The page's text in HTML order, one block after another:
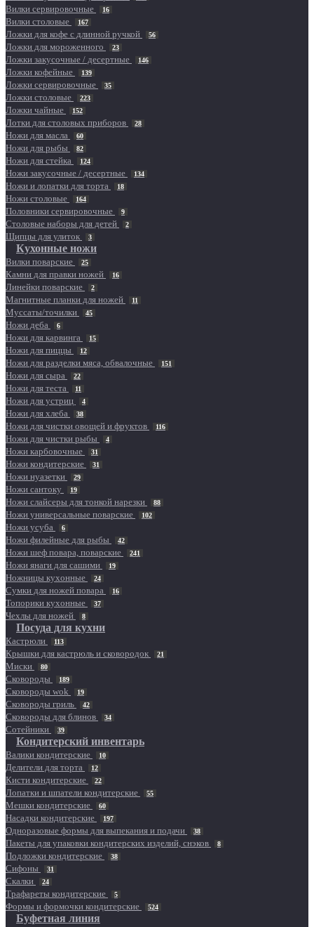
Вилки сервировочные 16
Вилки столовые 167
Ложки для кофе с длинной ручкой 56
Ложки для мороженного 23
Ложки закусочные / десертные 146
Ложки кофейные 139
Ложки сервировочные 35
Ложки столовые 223
Ложки чайные 152
Лотки для столовых приборов 28
Ножи для масла 60
Ножи для рыбы 82
Ножи для стейка 124
Ножи закусочные / десертные 134
Ножи и лопатки для торта 18
Ножи столовые 164
Половники сервировочные 9
Столовые наборы для детей 2
Щипцы для улиток 3
Кухонные ножи
Вилки поварские 25
Камни для правки ножей 16
Линейки поварские 2
Магнитные планки для ножей 11
Муссаты/точилки 45
Ножи деба 6
Ножи для карвинга 15
Ножи для пиццы 12
Ножи для разделки мяса, обвалочные 151
Ножи для сыра 22
Ножи для теста 11
Ножи для устриц 4
Ножи для хлеба 38
Ножи для чистки овощей и фруктов 116
Ножи для чистки рыбы 4
Ножи карбовочные 31
Ножи кондитерские 31
Ножи нуазетки 29
Ножи сантоку 19
Ножи слайсеры для тонкой нарезки 88
Ножи универсальные поварские 102
Ножи усуба 6
Ножи филейные для рыбы 42
Ножи шеф повара, поварские 241
Ножи янаги для сашими 19
Ножницы кухонные 24
Сумки для ножей повара 16
Топорики кухонные 37
Чехлы для ножей 8
Посуда для кухни
Кастрюли 113
Крышки для кастрюль и сковородок 21
Миски 80
Сковороды 189
Сковороды wok 19
Сковороды гриль 42
Сковороды для блинов 34
Сотейники 39
Кондитерский инвентарь
Валики кондитерские 10
Делители для торта 12
Кисти кондитерские 22
Лопатки и шпатели кондитерские 55
Мешки кондитерские 60
Насадки кондитерские 197
Одноразовые формы для выпекания и подачи 38
Пакеты для упаковки кондитерских изделий, снэков 8
Подложки кондитерские 38
Сифоны 31
Скалки 24
Трафареты кондитерские 5
Формы и формочки кондитерские 524
Буфетная линия